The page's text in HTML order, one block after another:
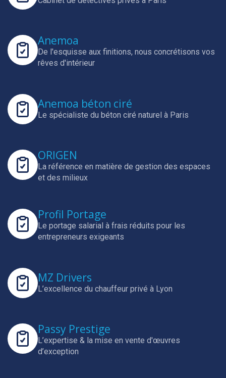
Anemoa
De l'esquisse aux finitions, nous concrétisons vos
rêves d'intérieur
Anemoa béton ciré
Le spécialiste du béton ciré naturel à Paris
ORIGEN
La référence en matière de gestion des espaces
et des milieux
Profil Portage
Le portage salarial à frais réduits pour les
entrepreneurs exigeants
MZ Drivers
L’excellence du chauffeur privé à Lyon
Passy Prestige
L’expertise & la mise en vente d'œuvres
d’exception